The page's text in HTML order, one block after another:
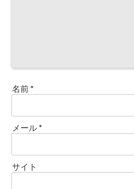
名前*
メール*
サイト